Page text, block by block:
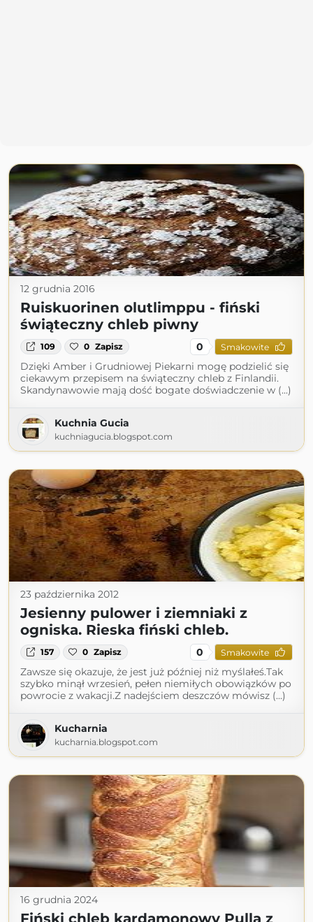
12 grudnia 2016
Ruiskuorinen olutlimppu - fiński
świąteczny chleb piwny
109 0 Zapisz 0 Smakowite
Dzięki Amber i Grudniowej Piekarni mogę podzielić się
ciekawym przepisem na świąteczny chleb z Finlandii.
Skandynawowie mają dość bogate doświadczenie w (...)
Kuchnia Gucia
kuchniagucia.blogspot.com
23 października 2012
Jesienny pulower i ziemniaki z
ogniska. Rieska fiński chleb.
157 0 Zapisz 0 Smakowite
Zawsze się okazuje, że jest już później niż myślałeś.Tak
szybko minął wrzesień, pełen niemiłych obowiązków po
powrocie z wakacji.Z nadejściem deszczów mówisz (...)
Kucharnia
kucharnia.blogspot.com
16 grudnia 2024
Fiński chleb kardamonowy Pulla z